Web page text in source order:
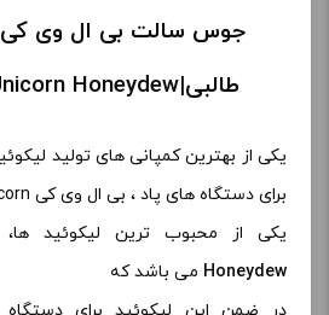
جوس سالت بی ال وی کی
طالبی|Juice Blvk Unicorn Honeydew
یکی از بهترین کمپانی های تولید
برای دستگاه های پاد ، بی ال وی کی Blvk Unicorn می باشد .
یکی از محبوب ترین لیکوئید
Honeydew می باشد که